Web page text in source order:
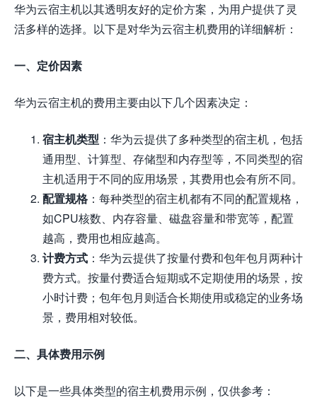
华为云宿主机以其透明友好的定价方案，为用户提供了灵
活多样的选择。以下是对华为云宿主机费用的详细解析：
一、定价因素
华为云宿主机的费用主要由以下几个因素决定：
宿主机类型 ：华为云提供了多种类型的宿主机，包括
通用型、计算型、存储型和内存型等，不同类型的宿
主机适用于不同的应用场景，其费用也会有所不同。
配置规格 ：每种类型的宿主机都有不同的配置规格，
如CPU核数、内存容量、磁盘容量和带宽等，配置
越高，费用也相应越高。
计费方式 ：华为云提供了按量付费和包年包月两种计
费方式。按量付费适合短期或不定期使用的场景，按
小时计费；包年包月则适合长期使用或稳定的业务场
景，费用相对较低。
二、具体费用示例
以下是一些具体类型的宿主机费用示例，仅供参考：